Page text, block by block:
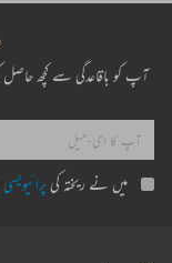
آپ کو باقاعدگی سے کچھ
میں نے ریختہ کی